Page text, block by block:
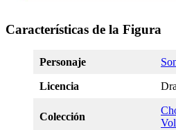
Características de la Figura
Personaje
Licencia
Colección